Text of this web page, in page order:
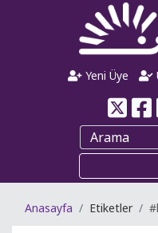
Yeni Üye
Anasayfa Etiketler